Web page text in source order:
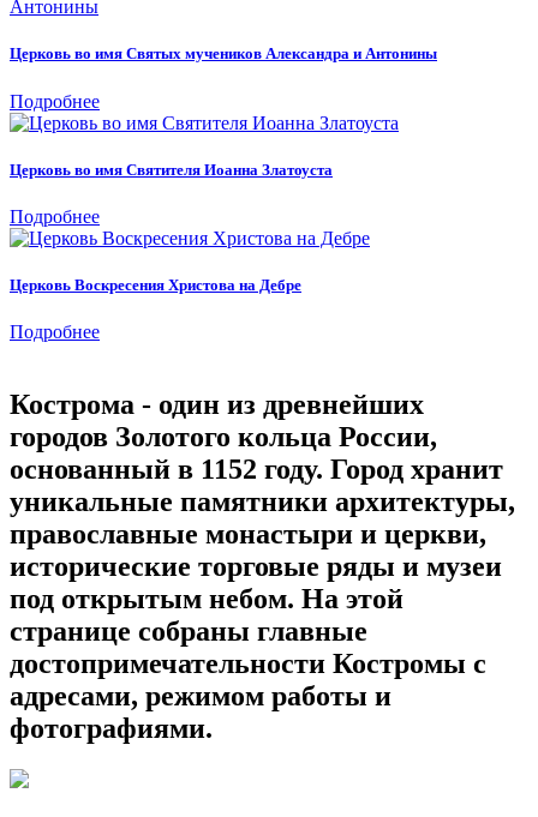
Церковь во имя Святых мучеников Александра и Антонины
Подробнее
Церковь во имя Святителя Иоанна Златоуста
Подробнее
Церковь Воскресения Христова на Дебре
Подробнее
Кострома - один из древнейших
городов Золотого кольца России,
основанный в 1152 году. Город хранит
уникальные памятники архитектуры,
православные монастыри и церкви,
исторические торговые ряды и музеи
под открытым небом. На этой
странице собраны главные
достопримечательности Костромы с
адресами, режимом работы и
фотографиями.